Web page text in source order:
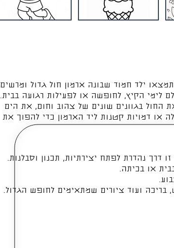
ילד חמוד שבונה ארמון חול גדול ומרשים
לימי הקיץ, לחופשה או לפעילות רגועה בבית.
החול בגוונים שונים של צהוב וחום, את הים
דמויות קטנות ליד הארמון כדי להפוך את
דרך נהדרת לפתח יצירתיות, תכנון וסבלנות.
או בכיתה.
בריכה ועוד ציורים שמתאימים לחופש הגדול.